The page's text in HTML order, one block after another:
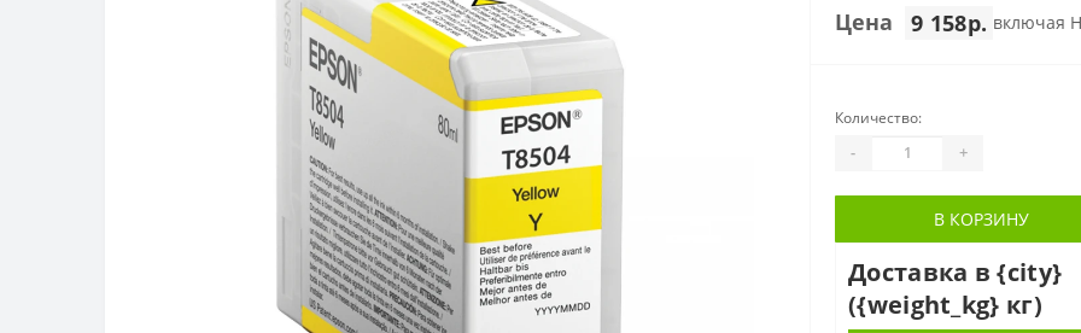
Цена 9 158р. включая
Количество:
- +
В КОРЗИНУ
Доставка в {city}
({weight_kg} кг)